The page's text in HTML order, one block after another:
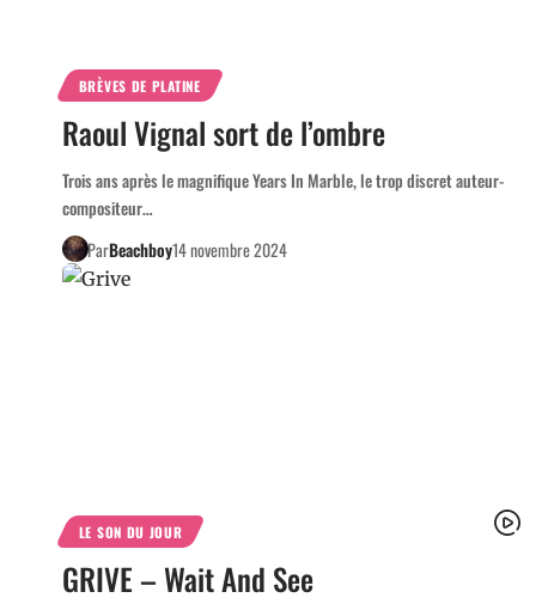
BRÈVES DE PLATINE
Raoul Vignal sort de l’ombre
Trois ans après le magnifique Years In Marble, le trop discret auteur-
compositeur…
ParBeachboy14 novembre 2024
LE SON DU JOUR
GRIVE – Wait And See